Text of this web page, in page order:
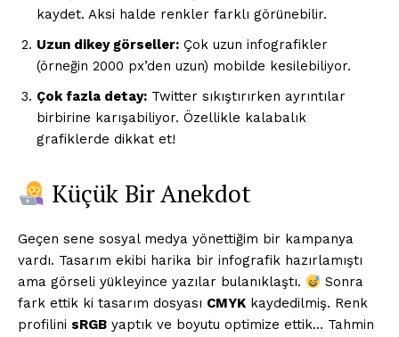
kaydet. Aksi halde renkler farklı görünebilir.
Uzun dikey görseller: Çok uzun infografikler
(örneğin 2000 px’den uzun) mobilde kesilebiliyor.
Çok fazla detay: Twitter sıkıştırırken ayrıntılar
birbirine karışabiliyor. Özellikle kalabalık
grafiklerde dikkat et!
Küçük Bir Anekdot
Geçen sene sosyal medya yönettiğim bir kampanya
vardı. Tasarım ekibi harika bir infografik hazırlamıştı
ama görseli yükleyince yazılar bulanıklaştı.
Sonra
fark ettik ki tasarım dosyası CMYK kaydedilmiş. Renk
profilini sRGB yaptık ve boyutu optimize ettik… Tahmin